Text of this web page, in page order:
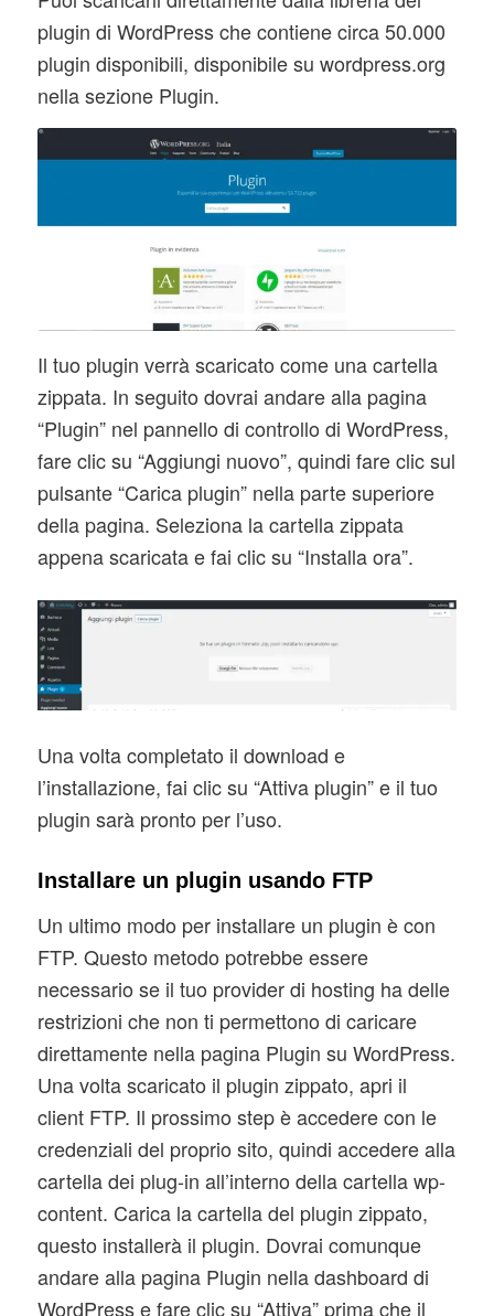
plugin di WordPress che contiene circa 50.000
plugin disponibili, disponibile su wordpress.org
nella sezione Plugin.
Il tuo plugin verrà scaricato come una cartella
zippata. In seguito dovrai andare alla pagina
“Plugin” nel pannello di controllo di WordPress,
fare clic su “Aggiungi nuovo”, quindi fare clic sul
pulsante “Carica plugin” nella parte superiore
della pagina. Seleziona la cartella zippata
appena scaricata e fai clic su “Installa ora”.
Una volta completato il download e
l’installazione, fai clic su “Attiva plugin” e il tuo
plugin sarà pronto per l’uso.
Installare un plugin usando FTP
Un ultimo modo per installare un plugin è con
FTP. Questo metodo potrebbe essere
necessario se il tuo provider di hosting ha delle
restrizioni che non ti permettono di caricare
direttamente nella pagina Plugin su WordPress.
Una volta scaricato il plugin zippato, apri il
client FTP. Il prossimo step è accedere con le
credenziali del proprio sito, quindi accedere alla
cartella dei plug-in all’interno della cartella wp-
content. Carica la cartella del plugin zippato,
questo installerà il plugin. Dovrai comunque
andare alla pagina Plugin nella dashboard di
WordPress e fare clic su “Attiva” prima che il